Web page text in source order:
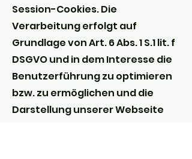
Session-Cookies. Die
Verarbeitung erfolgt auf
Grundlage von Art. 6 Abs. 1 S.1 lit. f
DSGVO und in dem Interesse die
Benutzerführung zu optimieren
bzw. zu ermöglichen und die
Darstellung unserer Webseite